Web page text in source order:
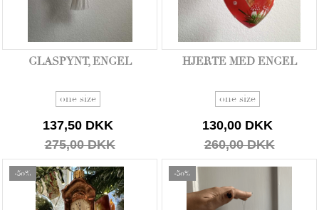
GLASPYNT, ENGEL
one size
137,50 DKK
275,00 DKK
HJERTE MED ENGEL
one size
130,00 DKK
260,00 DKK
-50% -50%